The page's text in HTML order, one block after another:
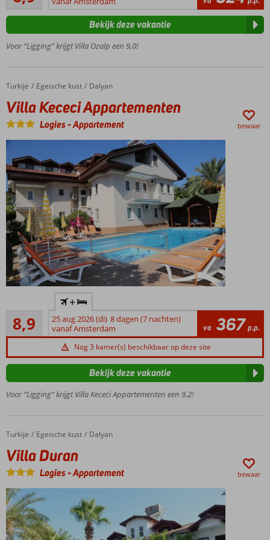
haven
vertoeven
bij 1 van de
zwembaden
kamerappartementen
Relaxte
sfeer
halfpension
ook
mogelijk
beoordelingen
Voor “Ligging” krijgt Villa Ozalp een 9,0!
Bekijk deze vakantie
Home
Turkije Egeische kust Dalyan
Villa Kececi Appartementen
Villa Kececi Appartementen
Logies-Appartement bewaar
Kleinschalig
appartementencomplex
Centraal
gelegen,
van Dalyan
op
Vriendelijke
appartementen
8,9Aanrader
114
beoordelingen
+
25 aug 2026 (di) 8 dagen (7 nachten)
vanaf Amsterdam
va 367 p.p.
Nog 3 kamer(s) beschikbaar op deze site
Voor “Ligging” krijgt Villa Kececi Appartementen een 9,2!
Bekijk deze vakantie
Home
Turkije Egeische kust Dalyan
Villa Duran
Villa Duran
Logies-Appartement bewaar